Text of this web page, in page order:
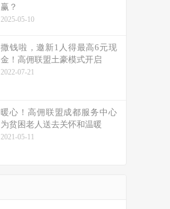
赢？
2025-05-10
撒钱啦，邀新1人得最高6元现
金！高佣联盟土豪模式开启
2022-07-21
暖心！高佣联盟成都服务中心
为贫困老人送去关怀和温暖
2021-05-11